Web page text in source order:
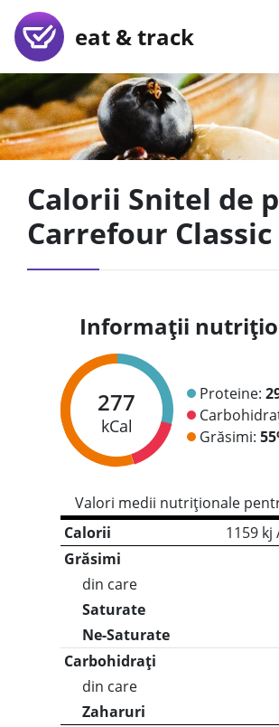
eat & track
Calorii Snitel de
Carrefour Classic
Informații
277
kCal
Proteine:
Grăsimi:
Valori medii nutriționale
Calorii
1159 kj
Grăsimi
din care
Saturate
Ne-Saturate
Carbohidrați
din care
Zaharuri